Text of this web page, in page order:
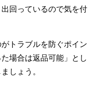
回っているので気を付
トラブルを防ぐポイン
場合は返品可能」とし
しょう。